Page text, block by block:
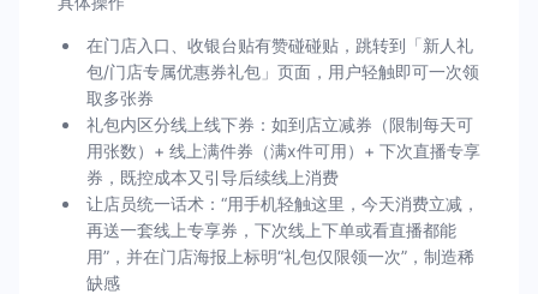
在门店入口、收银台贴有赞碰碰贴，跳转到「新人礼
包/门店专属优惠券礼包」页面，用户轻触即可一次领
取多张券
礼包内区分线上线下券：如到店立减券（限制每天可
用张数）+ 线上满件券（满x件可用）+ 下次直播专享
券，既控成本又引导后续线上消费
让店员统一话术：“用手机轻触这里，今天消费立减，
再送一套线上专享券，下次线上下单或看直播都能
用”，并在门店海报上标明“礼包仅限领一次”，制造稀
缺感